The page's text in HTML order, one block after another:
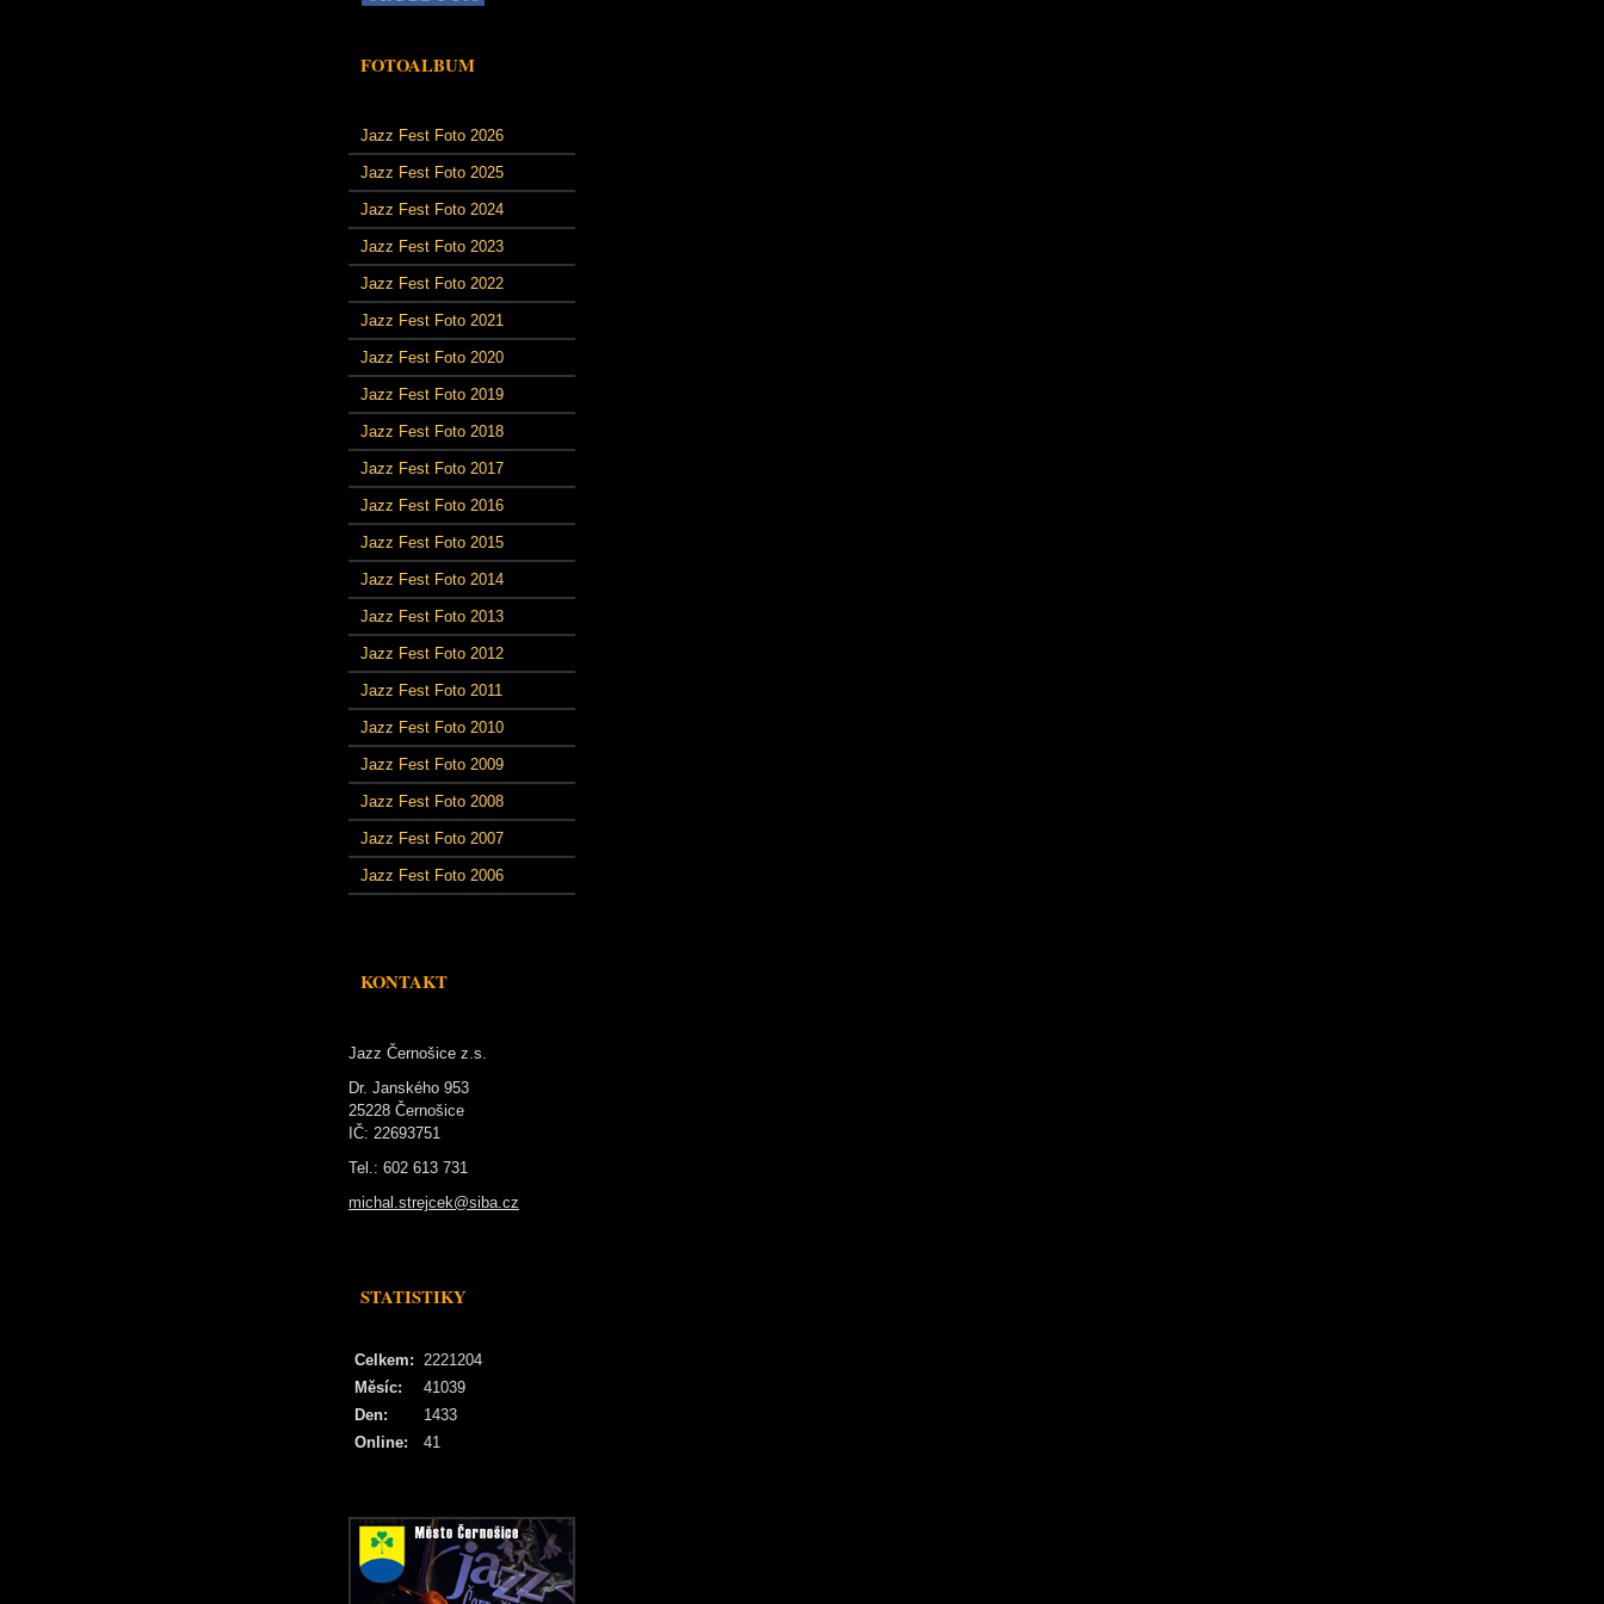
FOTOALBUM
Jazz Fest Foto 2026
Jazz Fest Foto 2025
Jazz Fest Foto 2024
Jazz Fest Foto 2023
Jazz Fest Foto 2022
Jazz Fest Foto 2021
Jazz Fest Foto 2020
Jazz Fest Foto 2019
Jazz Fest Foto 2018
Jazz Fest Foto 2017
Jazz Fest Foto 2016
Jazz Fest Foto 2015
Jazz Fest Foto 2014
Jazz Fest Foto 2013
Jazz Fest Foto 2012
Jazz Fest Foto 2011
Jazz Fest Foto 2010
Jazz Fest Foto 2009
Jazz Fest Foto 2008
Jazz Fest Foto 2007
Jazz Fest Foto 2006
KONTAKT
Jazz Černošice z.s.
Dr. Janského 953
25228 Černošice
IČ: 22693751
Tel.: 602 613 731
michal.strejcek@siba.cz
STATISTIKY
Online: 41
Celkem: 2221204
Měsíc:
41039
Den:
1433